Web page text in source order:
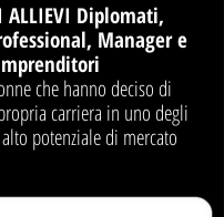
ALLIEVI Diplomati,
Manager e
che hanno deciso di
carriera in uno degli
potenziale di mercato